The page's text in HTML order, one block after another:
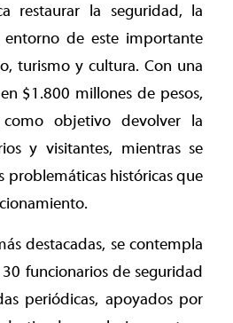
restaurar la seguridad, la
entorno de este importante
turismo y cultura. Con una
$1.800 millones de pesos,
objetivo devolver la
y visitantes, mientras se
problemáticas históricas que
destacadas, se contempla
funcionarios de seguridad
periódicas, apoyados por